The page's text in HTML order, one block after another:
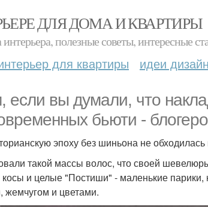
ДЛЯ ДОМА И КВАРТИРЫ
полезные советы, интересные
для квартиры идеи
если вы думали, что
бьюти -
эпоху без шиньона не
такой массы волос, что своей
и целые "Постиши" - маленькие парики,
жемчугом и цветами.